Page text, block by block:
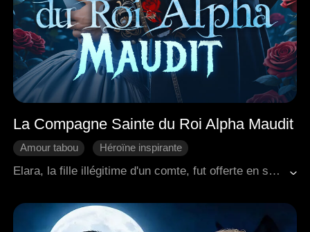
La Compagne Sainte du Roi Alpha Maudit
Amour tabou
Héroïne inspirante
Fantaisie Occidentale
Elara, la fille illégitime d'un comte, fut offerte en sacrifice au roi puissant et maudit Cassian. Les autres avant elle avaient été tuées, pourtant elle semblait être la seule capable de le réconforter, ce qui agaçait Malrec, l'archevêque de la Sainte Cour. Elle se retrouvait prise dans le conflit de pouvoir entre la royauté et l'église, et l'ancienne Sainte rebelle Melandra scellée en elle se réveillait. Au milieu de toutes les conspirations, Elara s'efforçait de survivre et ripostait, créant un nouvel ordre.